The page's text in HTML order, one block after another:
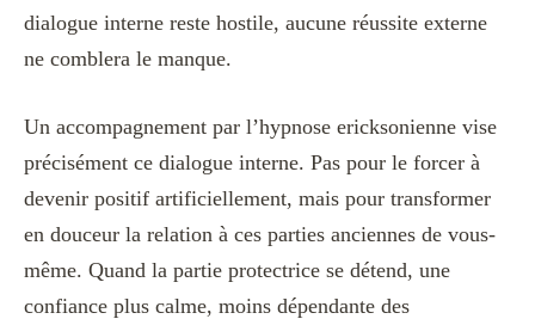
dialogue interne reste hostile, aucune réussite externe
ne comblera le manque.
Un accompagnement par l’hypnose ericksonienne vise
précisément ce dialogue interne. Pas pour le forcer à
devenir positif artificiellement, mais pour transformer
en douceur la relation à ces parties anciennes de vous-
même. Quand la partie protectrice se détend, une
confiance plus calme, moins dépendante des